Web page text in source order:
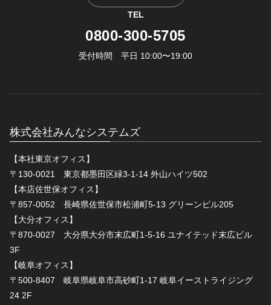
TEL
0800-300-5705
受付時間 平日 10:00〜19:00
株式会社みんなシステムズ
【本社東京オフィス】
〒130-0021 東京都墨田区緑3-1-14 外山ハイツ502
【本店佐世保オフィス】
〒857-0052 長崎県佐世保市松浦町5-13 グリーンビル205
【大分オフィス】
〒870-0027 大分県大分市末広町1-5-16 ユナイテッド末広ビル
3F
【岐阜オフィス】
〒500-8407 岐阜県岐阜市高砂町1-17 岐阜イーストライジング
24 2F